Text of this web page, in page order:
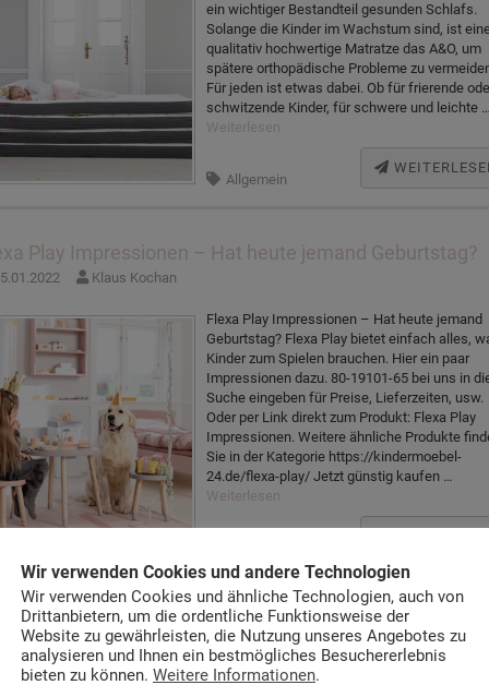
ein wichtiger Bestandteil gesunden Schlafs.
Solange die Kinder im Wachstum sind, ist
qualitativ hochwertige Matratze das A&O, um
spätere orthopädische Probleme zu
Für jeden ist etwas dabei. Ob für frierende
schwitzende Kinder, für schwere und leichte …
Weiterlesen
Allgemein
Play Impressionen – Hat heute jemand Geburtstag?
Klaus Kochan
Flexa Play Impressionen – Hat heute jemand
Geburtstag? Flexa Play bietet einfach alles,
Kinder zum Spielen brauchen. Hier ein paar
Impressionen dazu. 80-19101-65 bei uns in
Suche eingeben für Preise, Lieferzeiten, usw.
Oder per Link direkt zum Produkt: Flexa Play
Impressionen. Weitere ähnliche Produkte
Sie in der Kategorie https://kindermoebel-
24.de/flexa-play/ Jetzt günstig kaufen …
Weiterlesen
White Spielbetten
Klaus Kochan
Flexa White Spielbett – für Prinzessinnen Das
Wir verwenden Cookies und andere Technologien
Wir verwenden Cookies und ähnliche Technologien, auch von
Drittanbietern, um die ordentliche Funktionsweise der
Website zu gewährleisten, die Nutzung unseres Angebotes zu
analysieren und Ihnen ein bestmögliches Besuchererlebnis
bieten zu können. Weitere Informationen.